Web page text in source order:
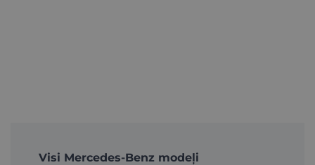
Visi Mercedes-Benz modeļi